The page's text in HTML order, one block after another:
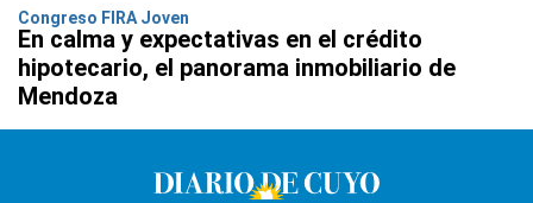
Congreso FIRA Joven
En calma y expectativas en el crédito
hipotecario, el panorama inmobiliario de
Mendoza